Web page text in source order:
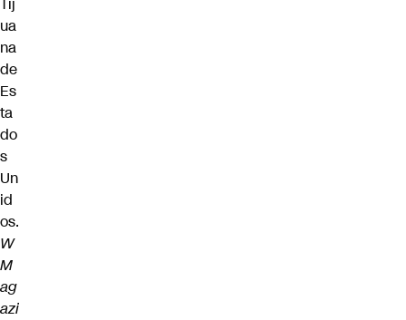
ua
na
de
Es
ta
do
s
Un
id
os.
W
M
ag
azi